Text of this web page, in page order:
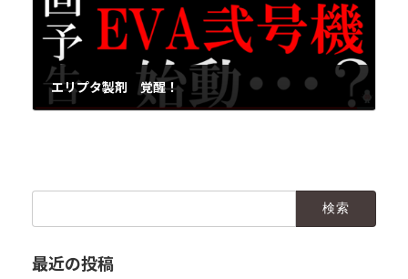
エリプタ製剤 覚醒！
最近の投稿